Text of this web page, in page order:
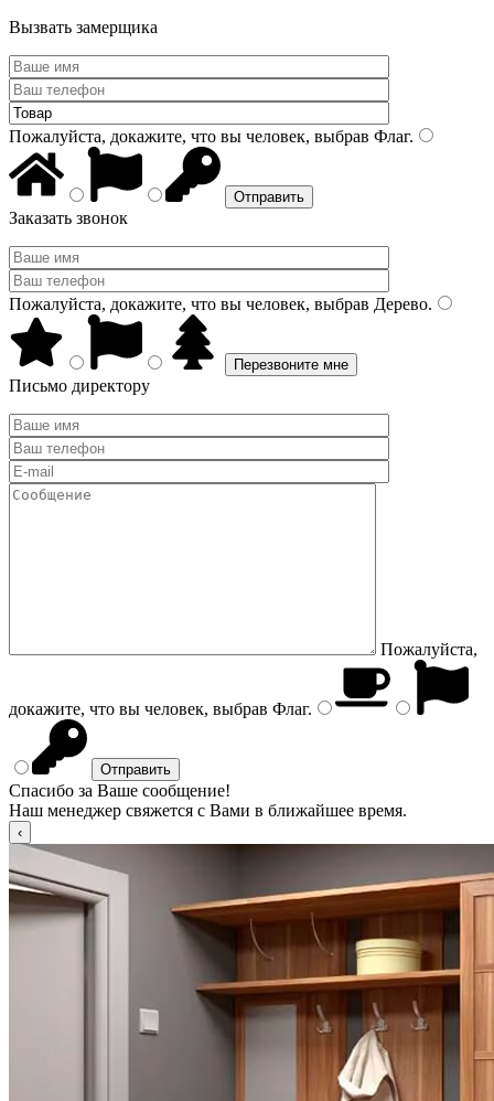
Вызвать замерщика
Пожалуйста, докажите, что вы человек, выбрав Флаг.
Заказать звонок
Пожалуйста, докажите, что вы человек, выбрав Дерево.
Письмо директору
Пожалуйста,
докажите, что вы человек, выбрав Флаг.
Спасибо за Ваше сообщение!
Наш менеджер свяжется с Вами в ближайшее время.